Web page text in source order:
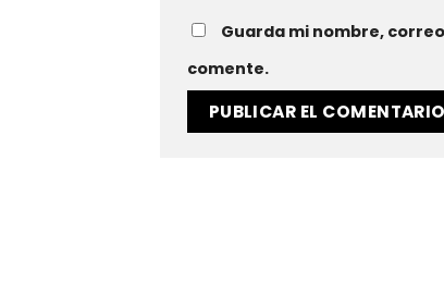
Guarda mi nombre,
comente.